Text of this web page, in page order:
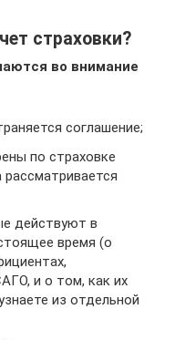
страховки?
во внимание
соглашение;
по страховке
рассматривается
действуют в
время (о
и о том, как их
из отдельной